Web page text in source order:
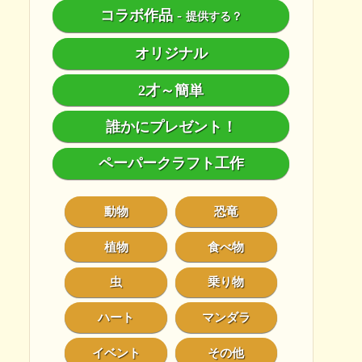
コラボ作品- 提供する？
オリジナル
2才～簡単
誰かにプレゼント！
ペーパークラフト工作
動物 恐竜
植物 食べ物
虫 乗り物
ハート マンダラ
イベント その他